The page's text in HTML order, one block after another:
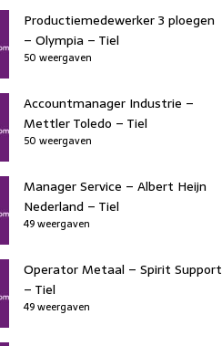
Productiemedewerker 3 ploegen
– Olympia – Tiel
50 weergaven
Accountmanager Industrie –
Mettler Toledo – Tiel
50 weergaven
Manager Service – Albert Heijn
Nederland – Tiel
49 weergaven
Operator Metaal – Spirit Support
– Tiel
49 weergaven